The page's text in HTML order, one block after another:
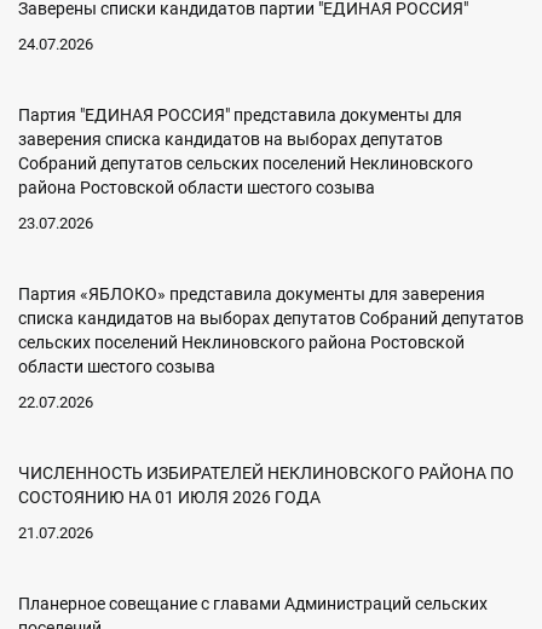
Заверены списки кандидатов партии "ЕДИНАЯ РОССИЯ"
24.07.2026
Партия "ЕДИНАЯ РОССИЯ" представила документы для
заверения списка кандидатов на выборах депутатов
Собраний депутатов сельских поселений Неклиновского
района Ростовской области шестого созыва
23.07.2026
Партия «ЯБЛОКО» представила документы для заверения
списка кандидатов на выборах депутатов Собраний депутатов
сельских поселений Неклиновского района Ростовской
области шестого созыва
22.07.2026
ЧИСЛЕННОСТЬ ИЗБИРАТЕЛЕЙ НЕКЛИНОВСКОГО РАЙОНА ПО
СОСТОЯНИЮ НА 01 ИЮЛЯ 2026 ГОДА
21.07.2026
Планерное совещание с главами Администраций сельских